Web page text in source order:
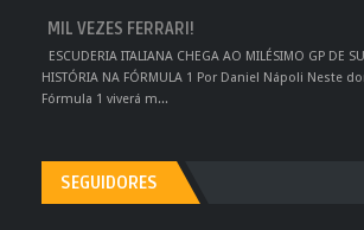
MIL VEZES FERRARI!
ESCUDERIA ITALIANA CHEGA AO MILÉSIMO GP DE
HISTÓRIA NA FÓRMULA 1 Por Daniel Nápoli Neste
Fórmula 1 viverá m...
SEGUIDORES